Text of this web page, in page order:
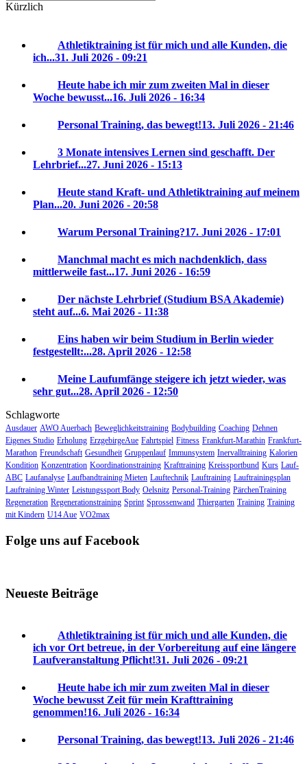
Kürzlich
Athletiktraining ist für mich und alle Kunden, die
ich...31. Juli 2026 - 09:21
Heute habe ich mir zum zweiten Mal in dieser
Woche bewusst...16. Juli 2026 - 16:34
Personal Training, das bewegt!13. Juli 2026 - 21:46
3 Monate intensives Lernen sind geschafft. Der
Lehrbrief...27. Juni 2026 - 15:13
Heute stand Kraft- und Athletiktraining auf meinem
Plan...20. Juni 2026 - 20:58
Warum Personal Training?17. Juni 2026 - 17:01
Manchmal macht es mich nachdenklich, dass
mittlerweile fast...17. Juni 2026 - 16:59
Der nächste Lehrbrief (Studium BSA Akademie)
steht auf...6. Mai 2026 - 11:38
Eins haben wir beim Studium in Berlin wieder
festgestellt:...28. April 2026 - 12:58
Meine Laufumfänge steigere ich jetzt wieder, was
sehr gut...28. April 2026 - 12:50
Schlagworte
Ausdauer AWO Auerbach Beweglichkeitstraining Bodybuilding Coaching Dehnen
Eigenes Studio Erholung ErzgebirgeAue Fahrtspiel Fitness Frankfurt-Marathin Frankfurt-
Marathon Freundschaft Gesundheit Gruppenlauf Immunsystem Inervalltraining Kalorien
Kondition Konzentration Koordinationstraining Krafttraining Kreissportbund Kurs Lauf-
ABC Laufanalyse Laufbandtraining Mieten Lauftechnik Lauftraining Lauftrainingsplan
Lauftraining Winter Leistungssport Body Oelsnitz Personal-Training PärchenTraining
Regeneration Regenerationstraining Sprint Sprossenwand Thiergarten Training Training
mit Kindern U14 Aue VO2max
Folge uns auf Facebook
Neueste Beiträge
Athletiktraining ist für mich und alle Kunden, die
ich vor Ort betreue, in der Vorbereitung auf eine längere
Laufveranstaltung Pflicht!31. Juli 2026 - 09:21
Heute habe ich mir zum zweiten Mal in dieser
Woche bewusst Zeit für mein Krafttraining
genommen!16. Juli 2026 - 16:34
Personal Training, das bewegt!13. Juli 2026 - 21:46